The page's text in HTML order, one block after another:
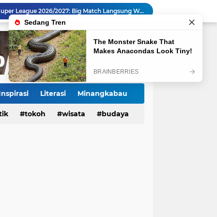
Jadwal Pekan Perdana Super League 2026/2027: Big Match Langsung Warnai Awal Musim
130 ASN dan Warga Payakumbuh Ikut Vaksin HPV, Upaya Cegah Kanker Serviks Diperluas
Tiga Alat Berat Diterjunkan, Normalisasi Sungai Batang Guo Dikebut Pascabanjir
Jelang Wajib Halal 2026, Sumbar Percepat Sertifikasi UMKM dan Bangun Ekosistem Halal
Danantara Siapkan Gelombang IPO BUMN Jumbo, Pegadaian Masuk Daftar Prioritas
Literasi Minangkabau
Tokoh budaya kuliner
tokoh wisata budaya